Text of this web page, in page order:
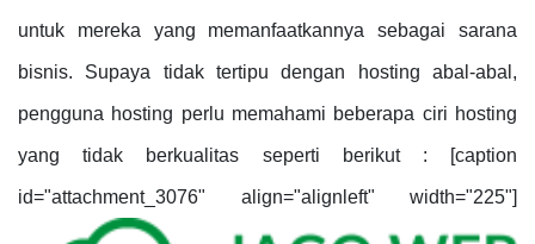
untuk mereka yang memanfaatkannya sebagai sarana
bisnis. Supaya tidak tertipu dengan hosting abal-abal,
pengguna hosting perlu memahami beberapa ciri hosting
yang tidak berkualitas seperti berikut : [caption
id="attachment_3076" align="alignleft" width="225"]